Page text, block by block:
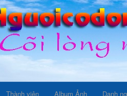
Thành viên Album Ảnh Danh